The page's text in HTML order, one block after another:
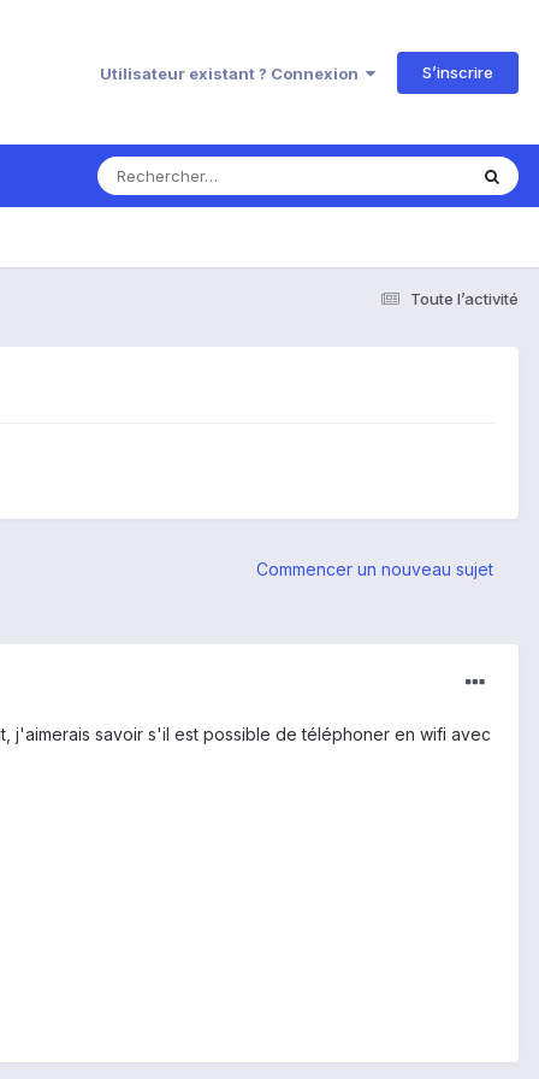
Utilisateur existant ? Connexion S’inscrire
Toute l’activité
Commencer un nouveau sujet
j'aimerais savoir s'il est possible de téléphoner en wifi avec